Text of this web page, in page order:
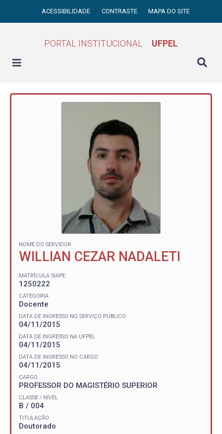
ACESSIBILIDADE CONTRASTE MAPA DO SITE
PORTAL INSTITUCIONAL UFPEL
NOME DO SERVIDOR
WILLIAN CEZAR NADALETI
MATRÍCULA SIAPE
1250222
CATEGORIA
Docente
DATA DE INGRESSO NO SERVIÇO PÚBLICO
04/11/2015
DATA DE INGRESSO NA UFPEL
04/11/2015
DATA DE INGRESSO NO CARGO
04/11/2015
CARGO
PROFESSOR DO MAGISTÉRIO SUPERIOR
CLASSE / NÍVEL
B / 004
TITULAÇÃO
Doutorado